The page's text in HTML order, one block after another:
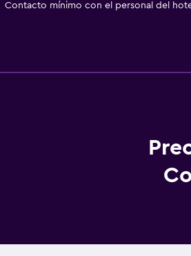
Contacto mínimo con el personal del